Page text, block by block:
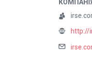
http://